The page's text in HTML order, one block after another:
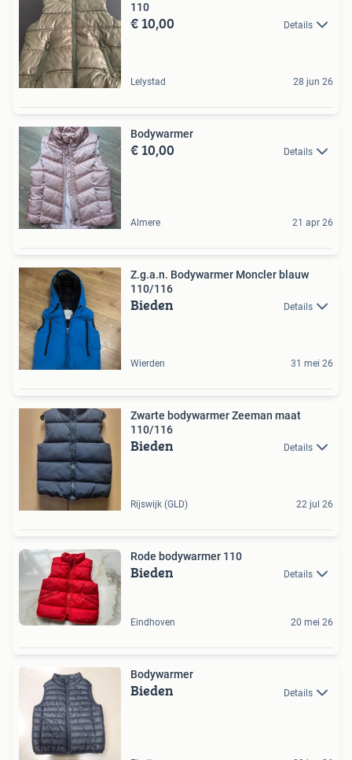
110
€ 10,00 Details
Lelystad 28 jun 26
Bodywarmer
€ 10,00 Details
Almere 21 apr 26
Z.g.a.n. Bodywarmer Moncler blauw
110/116
Bieden Details
Wierden 31 mei 26
Zwarte bodywarmer Zeeman maat
110/116
Bieden Details
Rijswijk (GLD) 22 jul 26
Rode bodywarmer 110
Bieden Details
Eindhoven 20 mei 26
Bodywarmer
Bieden Details